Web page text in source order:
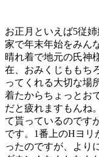
お正月といえば5従姉
家で年末年始をみん
晴れ着で地元の氏神
在、おみくじももち
ってくれる大切な場
着たからちょっとお
だと疲れますもんね
て貰っているのです
です。1番上のHヨリ
ったのですが、より